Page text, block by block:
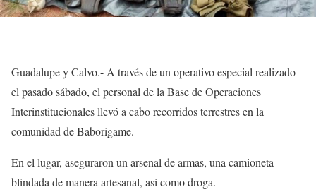
Guadalupe y Calvo.- A través de un operativo especial realizado
el pasado sábado, el personal de la Base de Operaciones
Interinstitucionales llevó a cabo recorridos terrestres en la
comunidad de Baborigame.
En el lugar, aseguraron un arsenal de armas, una camioneta
blindada de manera artesanal, así como droga.